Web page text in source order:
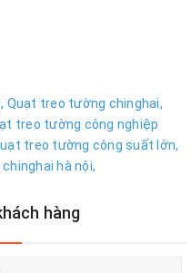
Quạt treo tường chinghai,
treo tường công nghiệp
treo tường công suất lớn,
hà nội,
hàng